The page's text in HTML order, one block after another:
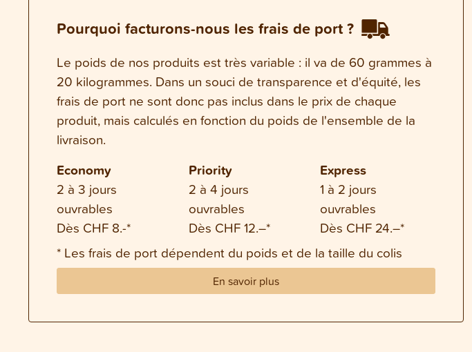
Pourquoi facturons-nous les frais de port ?
Le poids de nos produits est très variable : il va de 60 grammes à
20 kilogrammes. Dans un souci de transparence et d'équité, les
frais de port ne sont donc pas inclus dans le prix de chaque
produit, mais calculés en fonction du poids de l'ensemble de la
livraison.
Economy
2 à 3 jours
ouvrables
Dès CHF 8.-*
Priority
2 à 4 jours
ouvrables
Dès CHF 12.–*
Express
1 à 2 jours
ouvrables
Dès CHF 24.–*
* Les frais de port dépendent du poids et de la taille du colis
En savoir plus